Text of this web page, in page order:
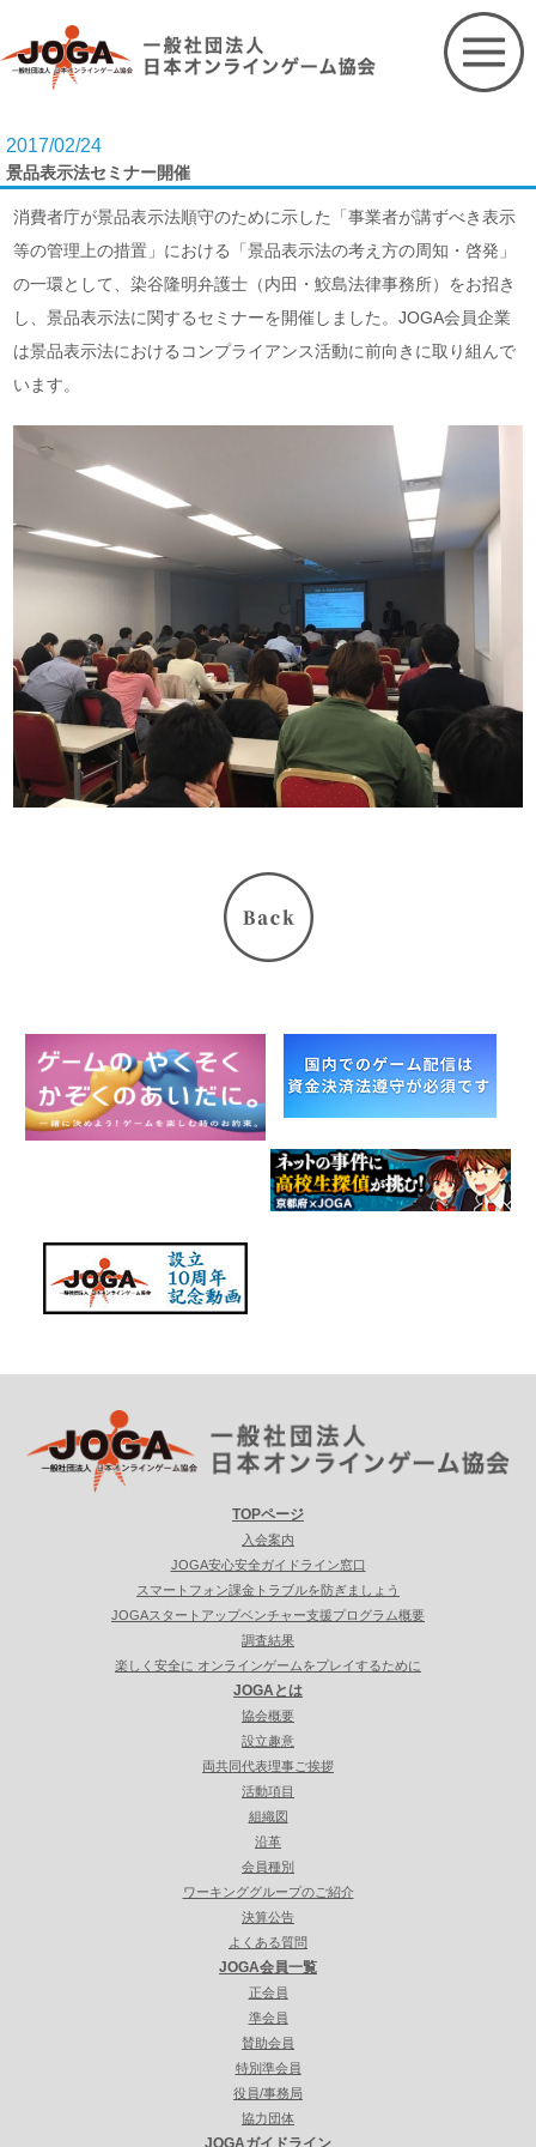
content
2017/02/24
景品表示法セミナー開催
消費者庁が景品表示法順守のために示した「事業者が講ずべき表示
等の管理上の措置」における「景品表示法の考え方の周知・啓発」
の一環として、染谷隆明弁護士（内田・鮫島法律事務所）をお招き
し、景品表示法に関するセミナーを開催しました。JOGA会員企業
は景品表示法におけるコンプライアンス活動に前向きに取り組んで
います。
TOPページ
入会案内
JOGA安心安全ガイドライン窓口
スマートフォン課金トラブルを防ぎましょう
JOGAスタートアップベンチャー支援プログラム概要
調査結果
楽しく安全に オンラインゲームをプレイするために
JOGAとは
協会概要
設立趣意
両共同代表理事ご挨拶
活動項目
組織図
沿革
会員種別
ワーキンググループのご紹介
決算公告
よくある質問
JOGA会員一覧
正会員
準会員
賛助会員
特別準会員
役員/事務局
協力団体
JOGAガイドライン